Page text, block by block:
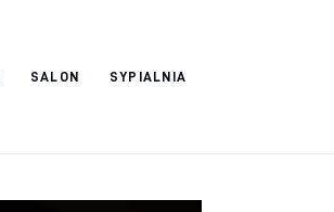
SALON SYPIALNIA